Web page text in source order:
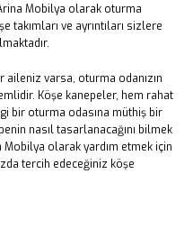
Mobilya olarak oturma
takımları ve ayrıntıları sizlere
varsa, oturma odanızın
Köşe kanepeler, hem rahat
bir oturma odasına müthiş bir
nasıl tasarlanacağını bilmek
olarak yardım etmek için
tercih edeceğiniz köşe